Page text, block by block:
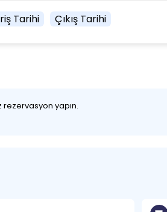
Tarihi Çıkış Tarihi
rezervasyon yapın.